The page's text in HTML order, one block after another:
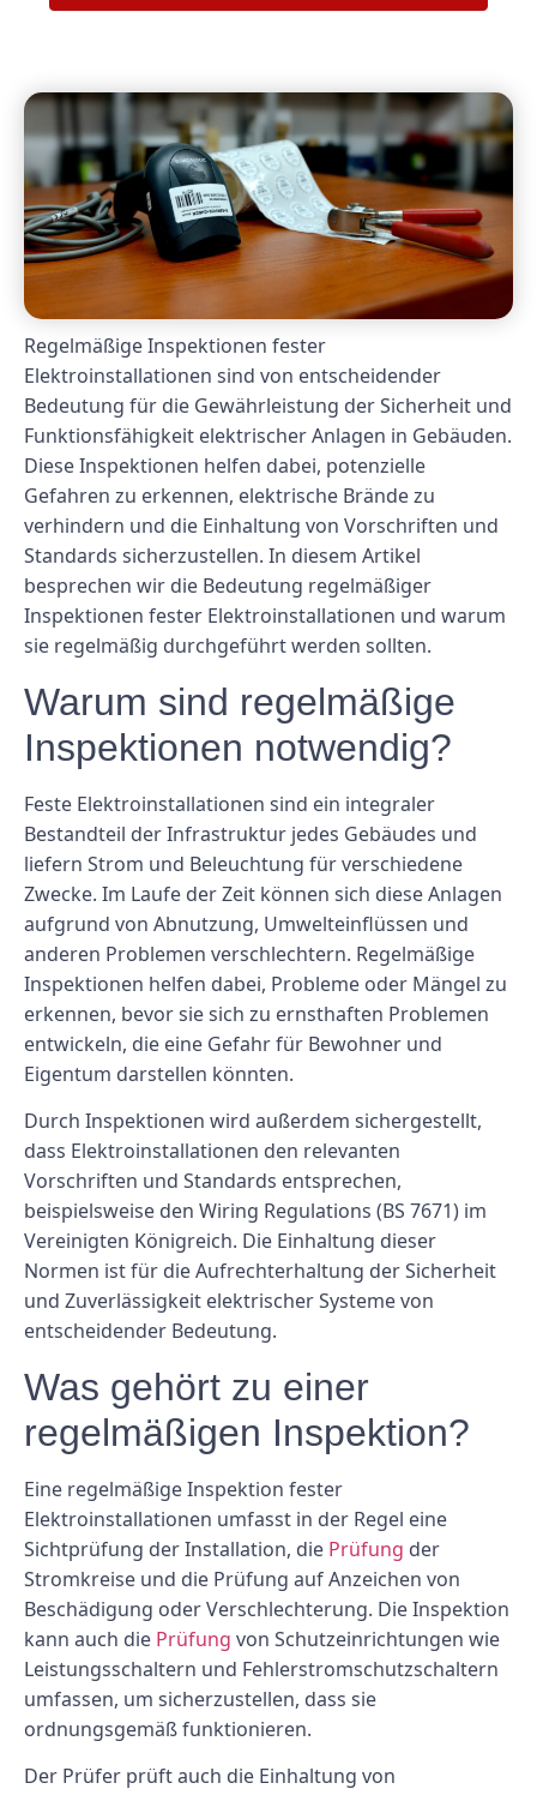
Regelmäßige Inspektionen fester
Elektroinstallationen sind von entscheidender
Bedeutung für die Gewährleistung der Sicherheit und
Funktionsfähigkeit elektrischer Anlagen in Gebäuden.
Diese Inspektionen helfen dabei, potenzielle
Gefahren zu erkennen, elektrische Brände zu
verhindern und die Einhaltung von Vorschriften und
Standards sicherzustellen. In diesem Artikel
besprechen wir die Bedeutung regelmäßiger
Inspektionen fester Elektroinstallationen und warum
sie regelmäßig durchgeführt werden sollten.
Warum sind regelmäßige
Inspektionen notwendig?
Feste Elektroinstallationen sind ein integraler
Bestandteil der Infrastruktur jedes Gebäudes und
liefern Strom und Beleuchtung für verschiedene
Zwecke. Im Laufe der Zeit können sich diese Anlagen
aufgrund von Abnutzung, Umwelteinflüssen und
anderen Problemen verschlechtern. Regelmäßige
Inspektionen helfen dabei, Probleme oder Mängel zu
erkennen, bevor sie sich zu ernsthaften Problemen
entwickeln, die eine Gefahr für Bewohner und
Eigentum darstellen könnten.
Durch Inspektionen wird außerdem sichergestellt,
dass Elektroinstallationen den relevanten
Vorschriften und Standards entsprechen,
beispielsweise den Wiring Regulations (BS 7671) im
Vereinigten Königreich. Die Einhaltung dieser
Normen ist für die Aufrechterhaltung der Sicherheit
und Zuverlässigkeit elektrischer Systeme von
entscheidender Bedeutung.
Was gehört zu einer
regelmäßigen Inspektion?
Eine regelmäßige Inspektion fester
Elektroinstallationen umfasst in der Regel eine
Sichtprüfung der Installation, die Prüfung der
Stromkreise und die Prüfung auf Anzeichen von
Beschädigung oder Verschlechterung. Die Inspektion
kann auch die Prüfung von Schutzeinrichtungen wie
Leistungsschaltern und Fehlerstromschutzschaltern
umfassen, um sicherzustellen, dass sie
ordnungsgemäß funktionieren.
Der Prüfer prüft auch die Einhaltung von